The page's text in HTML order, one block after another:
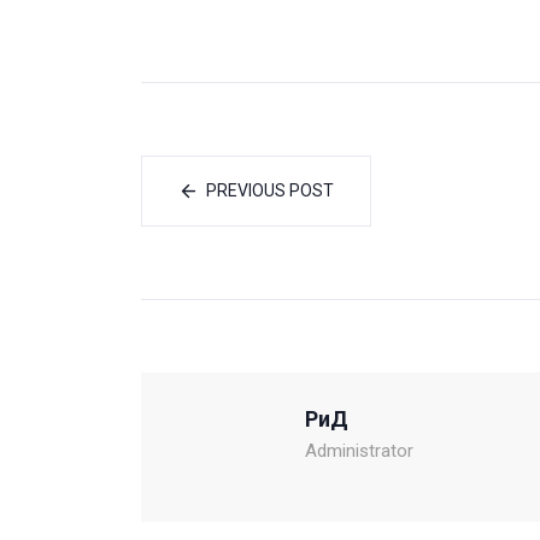
PREVIOUS POST
РиД
Administrator